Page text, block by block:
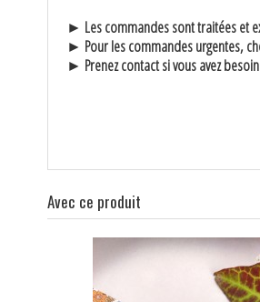
► Les commandes sont traitées et
► Pour les commandes urgentes,
► Prenez contact si vous avez
Avec ce produit